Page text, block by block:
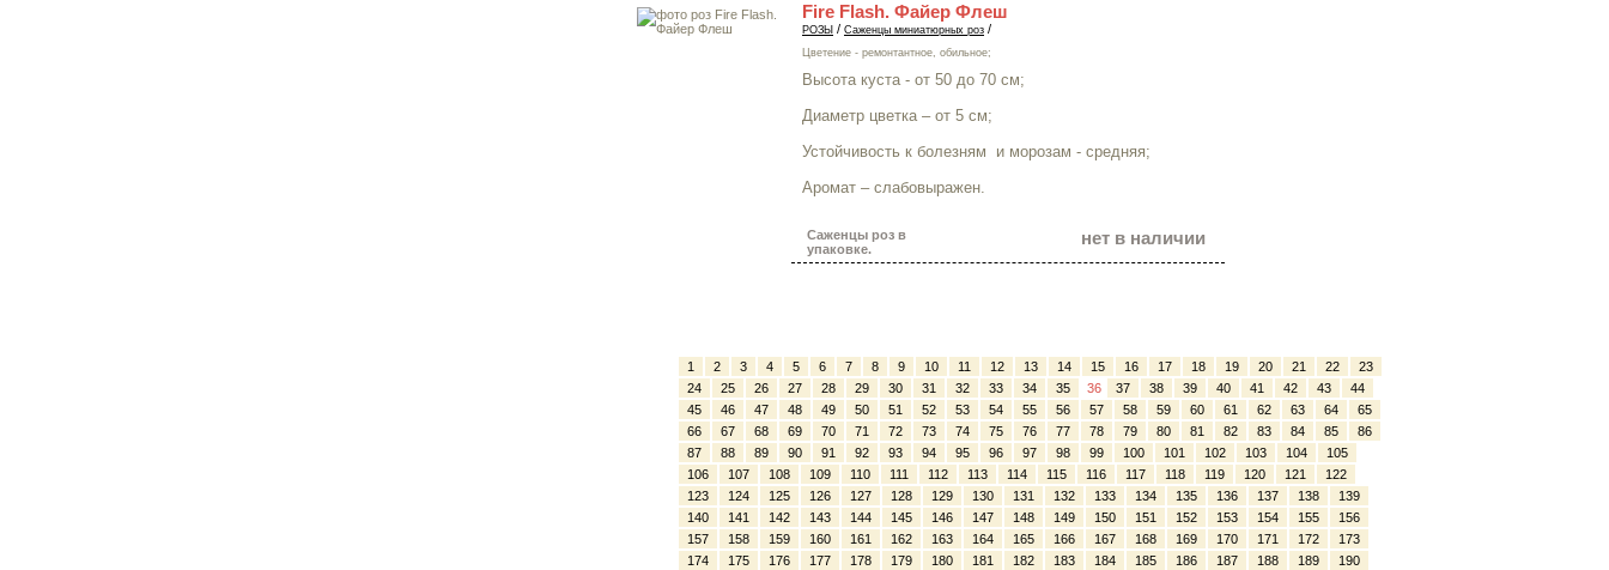
Fire Flash. Файер Флеш
РОЗЫ / Саженцы миниатюрных роз /
Цветение - ремонтантное, обильное;
Высота куста - от 50 до 70 см;
Диаметр цветка – от 5 см;
Устойчивость к болезням и морозам - средняя;
Аромат – слабовыражен.
Саженцы роз в
упаковке.
нет в наличии
1 2 3 4 5 6 7 8 9 10 11 12 13 14 15 16 17 18 19 20 21 22
23
24
25 26 27 28 29 30 31 32 33 34 35 36 37 38 39 40 41 42 43
44
45
46 47 48 49 50 51 52 53 54 55 56 57 58 59 60 61 62 63 64
65
66
67 68 69 70 71 72 73 74 75 76 77 78 79 80 81 82 83 84 85
86
87
88 89 90 91 92 93 94 95 96 97 98 99 100 101 102 103 104
105
106
107 108 109 110 111 112 113 114 115 116 117 118 119 120 121
122
123
124 125 126 127 128 129 130 131 132 133 134 135 136 137 138
139
140
141 142 143 144 145 146 147 148 149 150 151 152 153 154 155
156
157
158 159 160 161 162 163 164 165 166 167 168 169 170 171 172
173
174
175 176 177 178 179 180 181 182 183 184 185 186 187 188 189 190